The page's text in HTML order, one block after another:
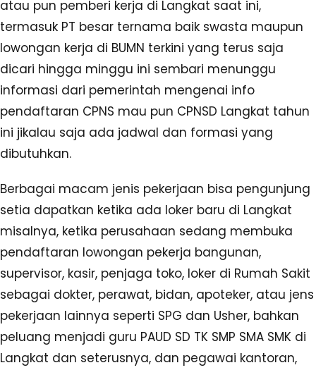
atau pun pemberi kerja di Langkat saat ini,
termasuk PT besar ternama baik swasta maupun
lowongan kerja di BUMN terkini yang terus saja
dicari hingga minggu ini sembari menunggu
informasi dari pemerintah mengenai info
pendaftaran CPNS mau pun CPNSD Langkat tahun
ini jikalau saja ada jadwal dan formasi yang
dibutuhkan.
Berbagai macam jenis pekerjaan bisa pengunjung
setia dapatkan ketika ada loker baru di Langkat
misalnya, ketika perusahaan sedang membuka
pendaftaran lowongan pekerja bangunan,
supervisor, kasir, penjaga toko, loker di Rumah Sakit
sebagai dokter, perawat, bidan, apoteker, atau jens
pekerjaan lainnya seperti SPG dan Usher, bahkan
peluang menjadi guru PAUD SD TK SMP SMA SMK di
Langkat dan seterusnya, dan pegawai kantoran,